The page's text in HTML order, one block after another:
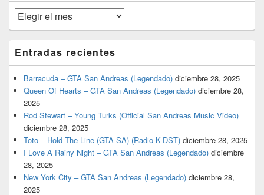
Archivos
Entradas recientes
Barracuda – GTA San Andreas (Legendado) diciembre 28, 2025
Queen Of Hearts – GTA San Andreas (Legendado) diciembre 28,
2025
Rod Stewart – Young Turks (Official San Andreas Music Video)
diciembre 28, 2025
Toto – Hold The Line (GTA SA) (Radio K-DST) diciembre 28, 2025
I Love A Rainy Night – GTA San Andreas (Legendado) diciembre
28, 2025
New York City – GTA San Andreas (Legendado) diciembre 28,
2025